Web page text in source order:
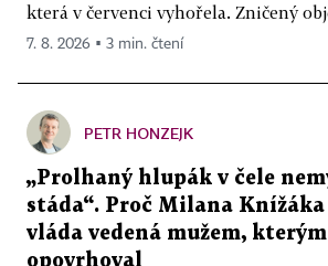
která v červenci vyhořela. Zničený
7. 8. 2026 ▪ 3 min. čtení
PETR HONZEJK
„Prolhaný hlupák v čele
stáda“. Proč Milana
vláda vedená mužem,
opovrhoval